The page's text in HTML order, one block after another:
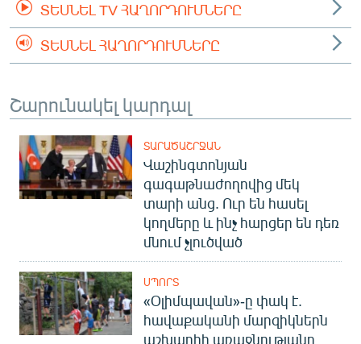
ՏԵՍՆԵԼ TV ՀԱՂՈՐԴՈՒՄՆԵՐԸ
ՏԵՍՆԵԼ ՀԱՂՈՐԴՈՒՄՆԵՐԸ
Շարունակել կարդալ
ՏԱՐԱԾԱՇՐՋԱՆ
Վաշինգտոնյան
գագաթնաժողովից մեկ
տարի անց. Ուր են հասել
կողմերը և ինչ հարցեր են դեռ
մնում չլուծված
ՍՊՈՐՏ
«Օլիմպավան»-ը փակ է.
հավաքականի մարզիկներն
աշխարհի առաջնությանը